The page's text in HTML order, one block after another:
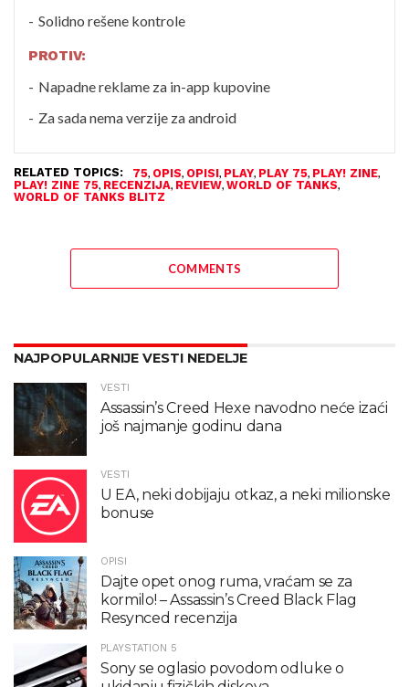
Solidno rešene kontrole
PROTIV:
Napadne reklame za in-app kupovine
Za sada nema verzije za android
RELATED TOPICS: 75, OPIS, OPISI, PLAY, PLAY 75, PLAY! ZINE,
PLAY! ZINE 75, RECENZIJA, REVIEW, WORLD OF TANKS,
WORLD OF TANKS BLITZ
COMMENTS
NAJPOPULARNIJE VESTI NEDELJE
VESTI
Assassin’s Creed Hexe navodno neće izaći
još najmanje godinu dana
VESTI
U EA, neki dobijaju otkaz, a neki milionske
bonuse
OPISI
Dajte opet onog ruma, vraćam se za
kormilo! – Assassin’s Creed Black Flag
Resynced recenzija
PLAYSTATION 5
Sony se oglasio povodom odluke o